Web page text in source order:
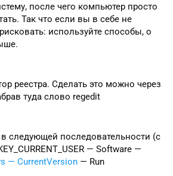
после чего компьютер просто
Так что если вы в себе не
используйте способы, о
реестра. Сделать это можно через
туда слово regedit
следующей последовательности (с
— Software —
— CurrentVersion — Run